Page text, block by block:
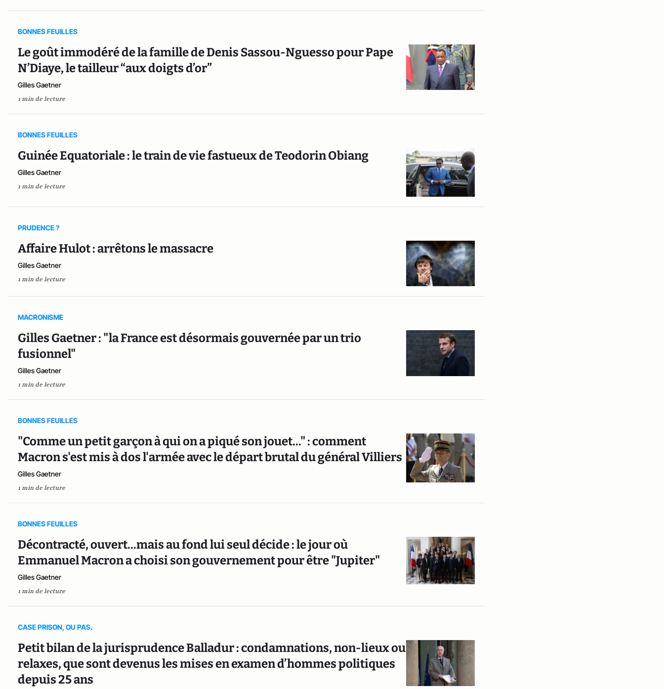
BONNES FEUILLES
Le goût immodéré de la famille de Denis Sassou-Nguesso pour Pape
N’Diaye, le tailleur “aux doigts d’or”
Gilles Gaetner
1 min de lecture
BONNES FEUILLES
Guinée Equatoriale : le train de vie fastueux de Teodorin Obiang
Gilles Gaetner
1 min de lecture
PRUDENCE ?
Affaire Hulot : arrêtons le massacre
Gilles Gaetner
1 min de lecture
MACRONISME
Gilles Gaetner : "la France est désormais gouvernée par un trio
fusionnel"
Gilles Gaetner
1 min de lecture
BONNES FEUILLES
"Comme un petit garçon à qui on a piqué son jouet..." : comment
Macron s'est mis à dos l'armée avec le départ brutal du général Villiers
Gilles Gaetner
1 min de lecture
BONNES FEUILLES
Décontracté, ouvert...mais au fond lui seul décide : le jour où
Emmanuel Macron a choisi son gouvernement pour être "Jupiter"
Gilles Gaetner
1 min de lecture
CASE PRISON, OU PAS.
Petit bilan de la jurisprudence Balladur : condamnations, non-lieux ou
relaxes, que sont devenus les mises en examen d’hommes politiques
depuis 25 ans